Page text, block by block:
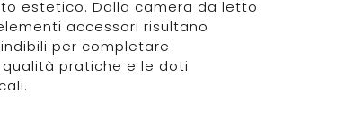
estetico. Dalla camera da letto
accessori risultano
per completare
pratiche e le doti